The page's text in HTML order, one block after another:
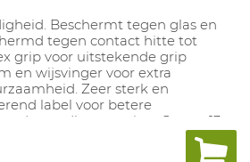
Beschermt tegen glas en
tegen contact hitte tot
grip voor uitstekende grip
en wijsvinger voor extra
Zeer sterk en
label voor betere
naadloze voering. Gauge 13
een perfecte pasvorm. Maten: